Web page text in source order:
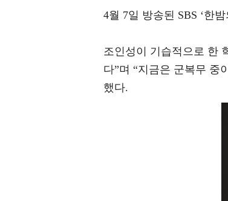
4월 7일 방송된 SBS ‘한
조인성이 기습적으로 한
다”며 “지금은 군복무 중
했다.